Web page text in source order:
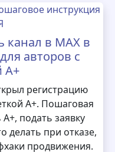
канал в MAX в
авторов с
А+
регистрацию
А+. Пошаговая
подать заявку
делать при отказе,
продвижения.